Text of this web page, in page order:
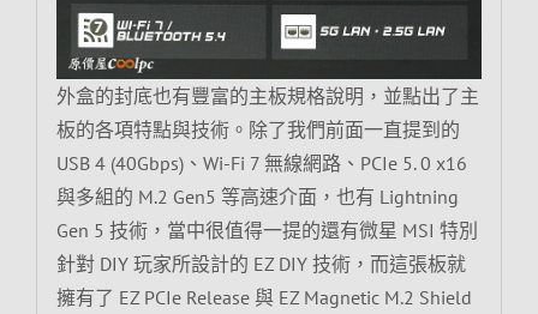
外盒的封底也有豐富的主板規格說明，並點出了主
板的各項特點與技術。除了我們前面一直提到的
USB 4 (40Gbps)、Wi-Fi 7 無線網路、PCIe 5. 0 x16
與多組的 M.2 Gen5 等高速介面，也有 Lightning
Gen 5 技術，當中很值得一提的還有微星 MSI 特別
針對 DIY 玩家所設計的 EZ DIY 技術，而這張板就
擁有了 EZ PCIe Release 與 EZ Magnetic M.2 Shield